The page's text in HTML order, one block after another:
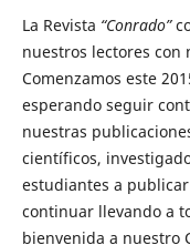
La Revista “Conrado”
nuestros lectores con
Comenzamos este
esperando seguir
nuestras
científicos,
estudiantes a
continuar llevando a
bienvenida a nuestro